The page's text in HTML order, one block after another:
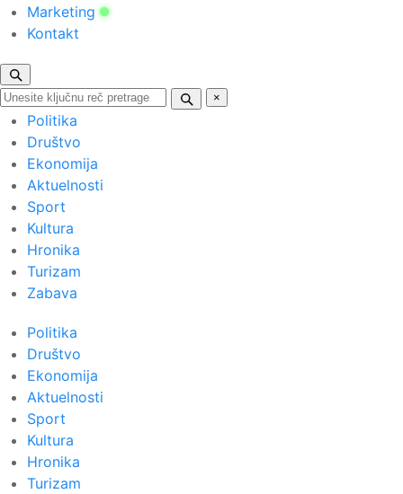
Marketing
Kontakt
×
Politika
Društvo
Ekonomija
Aktuelnosti
Sport
Kultura
Hronika
Turizam
Zabava
Politika
Društvo
Ekonomija
Aktuelnosti
Sport
Kultura
Hronika
Turizam